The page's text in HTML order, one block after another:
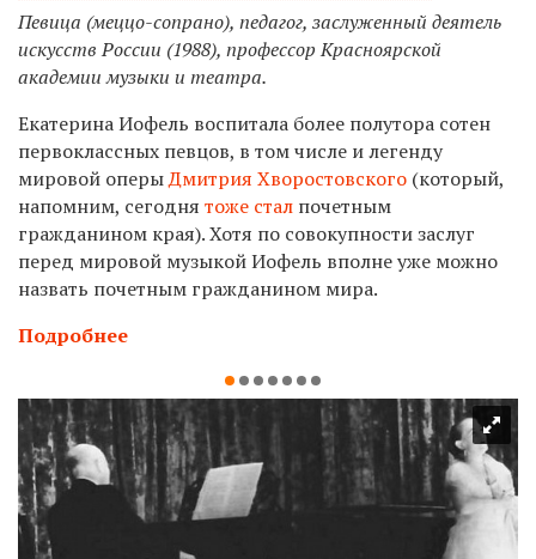
Певица (меццо-сопрано), педагог, заслуженный деятель
искусств России (1988), профессор Красноярской
академии музыки и театра.
Екатерина Иофель воспитала более полутора сотен
первоклассных певцов, в том числе и легенду
мировой оперыДмитрия Хворостовского (который,
напомним, сегодня тоже стал почетным
гражданином края). Хотя по совокупности заслуг
перед мировой музыкой Иофель вполне уже можно
назвать почетным гражданином мира.
Подробнее